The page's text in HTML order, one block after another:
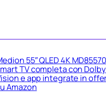
55″ QLED 4K
TV completa con Dolby
e app integrate in
Amazon